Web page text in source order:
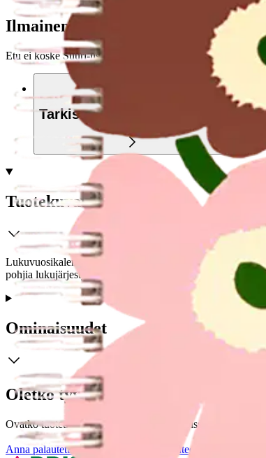
Ilmainen toimitus yli 100 €:n
Etu ei koske Suuri‑lisäpalvelulla toimitettavia tuotteita.
Tarkista myymäläsaatavuus
Tuotekuvaus
Lukuvuosikalenteri 26-27 kauniilla Unikko-kuosilla.
pohjia lukujärjestyksille.
Ominaisuudet
Oletko tyytyväinen tuotetietoihin?
Ovatko tuotetiedot riittävät? Jos tuotetiedoissa on
Anna palautetta,Avautuu uuteen välilehteen